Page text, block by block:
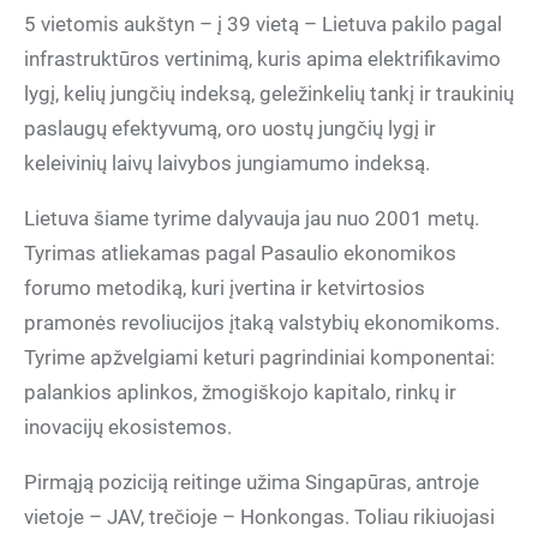
5 vietomis aukštyn – į 39 vietą – Lietuva pakilo pagal
infrastruktūros vertinimą, kuris apima elektrifikavimo
lygį, kelių jungčių indeksą, geležinkelių tankį ir traukinių
paslaugų efektyvumą, oro uostų jungčių lygį ir
keleivinių laivų laivybos jungiamumo indeksą.
Lietuva šiame tyrime dalyvauja jau nuo 2001 metų.
Tyrimas atliekamas pagal Pasaulio ekonomikos
forumo metodiką, kuri įvertina ir ketvirtosios
pramonės revoliucijos įtaką valstybių ekonomikoms.
Tyrime apžvelgiami keturi pagrindiniai komponentai:
palankios aplinkos, žmogiškojo kapitalo, rinkų ir
inovacijų ekosistemos.
Pirmąją poziciją reitinge užima Singapūras, antroje
vietoje – JAV, trečioje – Honkongas. Toliau rikiuojasi